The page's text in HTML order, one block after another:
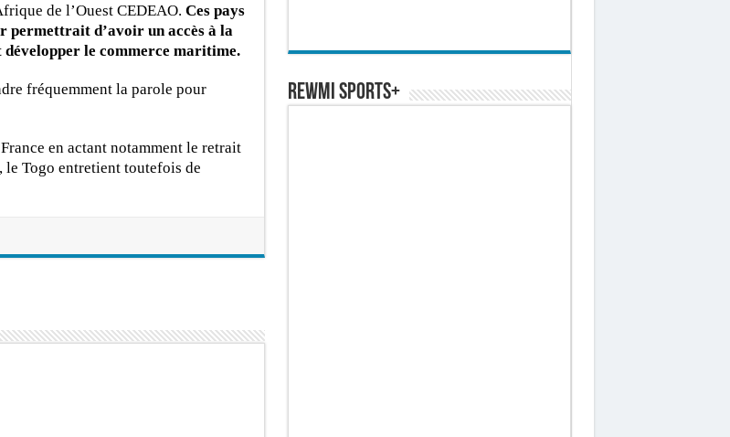
de l’Ouest CEDEAO. Ces pays
permettrait d’avoir un accès à la
le commerce maritime.
fréquemment la parole pour
en actant notamment le retrait
Togo entretient toutefois de
REWMI SPORTS+